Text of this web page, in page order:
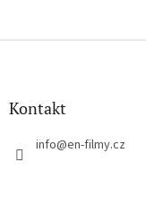
Z
Kontakt
info@en-filmy.cz